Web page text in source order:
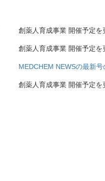
創薬人育成事業 開催予定を
創薬人育成事業 開催予定を
MEDCHEM NEWSの最新
創薬人育成事業 開催予定を